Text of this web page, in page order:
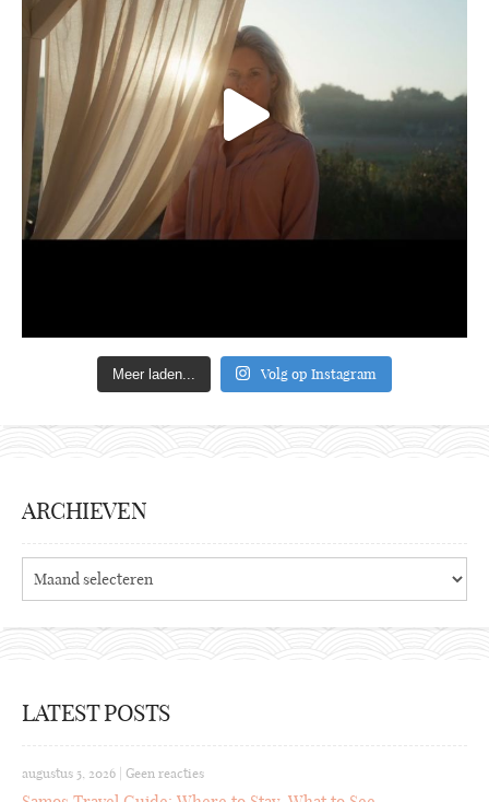
Meer laden... Volg op Instagram
ARCHIEVEN
LATEST POSTS
augustus 5, 2026 | Geen reacties